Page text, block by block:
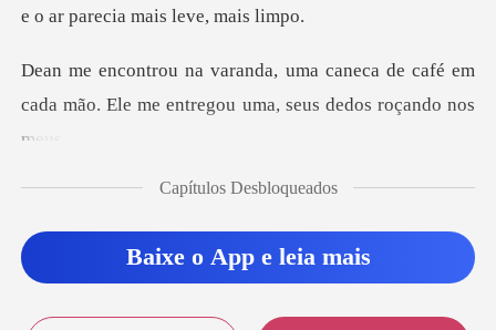
Histórico
eca de café em
cada mão. Ele me entre
, disse ele. Não
Capítulos Desbloqueados
Baixe o App e leia mais